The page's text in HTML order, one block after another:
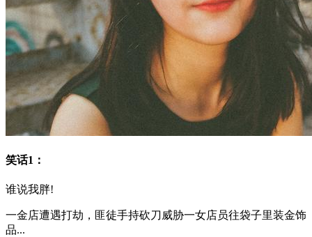
笑话1：
谁说我胖!
一金店遭遇打劫，匪徒手持砍刀威胁一女店员往袋子里装金饰
品...